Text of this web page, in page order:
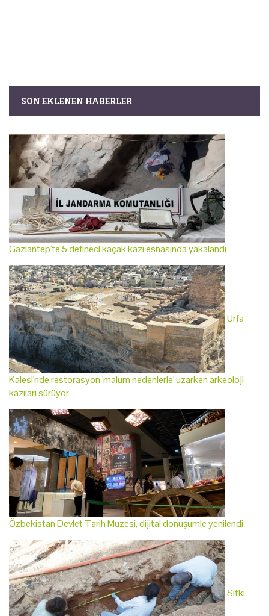
SON EKLENEN HABERLER
Gaziantep'te 5 defineci kaçak kazı esnasında yakalandı
Urfa
Kalesi'nde restorasyon 'malum nedenlerle' uzarken arkeoloji
kazıları sürüyor
Özbekistan Devlet Tarih Müzesi, dijital dönüşümle yenilendi
Sıtkı